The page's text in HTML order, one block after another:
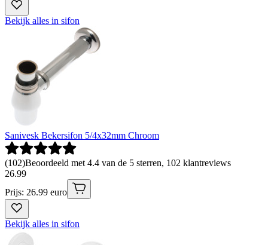
Bekijk alles in sifon
Sanivesk Bekersifon 5/4x32mm Chroom
(102)Beoordeeld met 4.4 van de 5 sterren, 102 klantreviews
26.99
Prijs: 26.99 euro
Bekijk alles in sifon